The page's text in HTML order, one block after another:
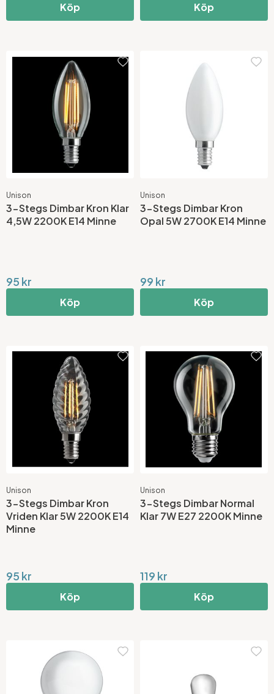
Köp Köp
Unison
3-Stegs Dimbar Kron Klar
4,5W 2200K E14 Minne
95 kr
Köp
Unison
3-Stegs Dimbar Kron
Opal 5W 2700K E14 Minne
99 kr
Köp
Unison
3-Stegs Dimbar Kron
Vriden Klar 5W 2200K E14
Minne
95 kr
Köp
Unison
3-Stegs Dimbar Normal
Klar 7W E27 2200K Minne
119 kr
Köp